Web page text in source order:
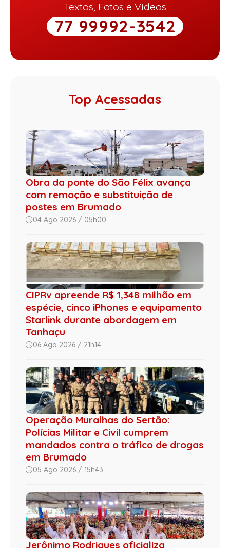
Textos, Fotos e Vídeos
77 99992-3542
Top Acessadas
Obra da ponte do São Félix avança
com remoção e substituição de
postes em Brumado
04 Ago 2026 / 05h00
CIPRv apreende R$ 1,348 milhão em
espécie, cinco iPhones e equipamento
Starlink durante abordagem em
Tanhaçu
06 Ago 2026 / 21h14
Operação Muralhas do Sertão:
Polícias Militar e Civil cumprem
mandados contra o tráfico de drogas
em Brumado
05 Ago 2026 / 15h43
Jerônimo Rodrigues oficializa